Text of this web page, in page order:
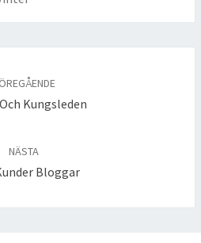
Kungsleden
NÄSTA
Bloggar